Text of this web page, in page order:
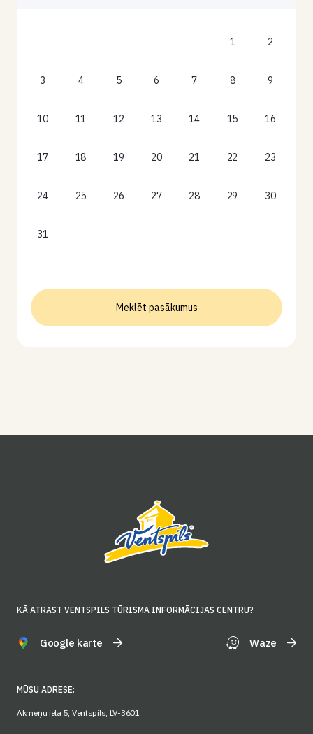
1 2
3 4 5 6 7 8 9
10 11 12 13 14 15 16
17 18 19 20 21 22 23
24 25 26 27 28 29 30
31
Meklēt pasākumus
KĀ ATRAST VENTSPILS TŪRISMA INFORMĀCIJAS CENTRU?
Google karte Waze
MŪSU ADRESE:
Akmeņu iela 5, Ventspils, LV-3601